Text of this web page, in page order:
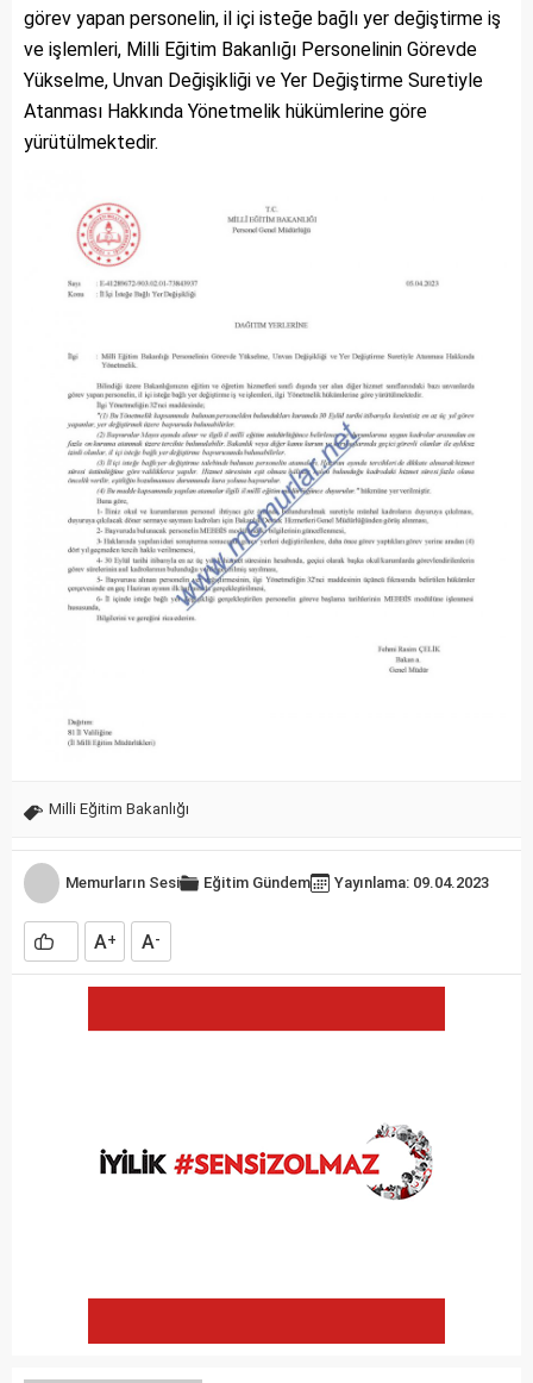
görev yapan personelin, il içi isteğe bağlı yer değiştirme iş
ve işlemleri, Milli Eğitim Bakanlığı Personelinin Görevde
Yükselme, Unvan Değişikliği ve Yer Değiştirme Suretiyle
Atanması Hakkında Yönetmelik hükümlerine göre
yürütülmektedir.
Milli Eğitim Bakanlığı
Memurların Sesi Eğitim Gündem Yayınlama: 09.04.2023
A+ A-